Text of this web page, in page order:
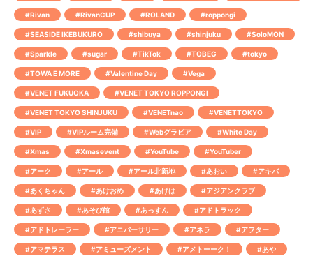
#Rivan #RivanCUP #ROLAND #roppongi
#SEASIDE IKEBUKURO #shibuya #shinjuku #SoloMON
#Sparkle #sugar #TikTok #TOBEG #tokyo
#TOWA E MORE #Valentine Day #Vega
#VENET FUKUOKA #VENET TOKYO ROPPONGI
#VENET TOKYO SHINJUKU #VENETnao #VENETTOKYO
#VIP #VIPルーム完備 #Webグラビア #White Day
#Xmas #Xmasevent #YouTube #YouTuber
#アーク #アール #アール北新地 #あおい #アキバ
#あくちゃん #あけおめ #あげは #アジアンクラブ
#あずさ #あそび館 #あっすん #アドトラック
#アドトレーラー #アニバーサリー #アネラ #アフター
#アマテラス #アミューズメント #アメトーーク！ #あや